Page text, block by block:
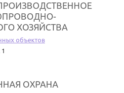
ХОЗЯЙСТВА
объектов
ОХРАНА